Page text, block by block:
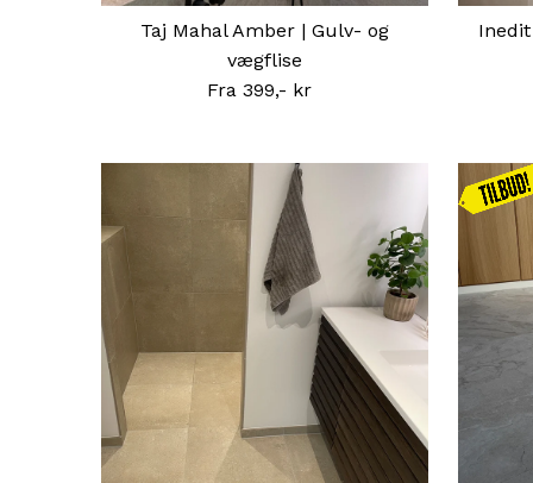
Taj Mahal Amber | Gulv- og
vægflise
Normal
Fra 399,- kr
frem
16.08